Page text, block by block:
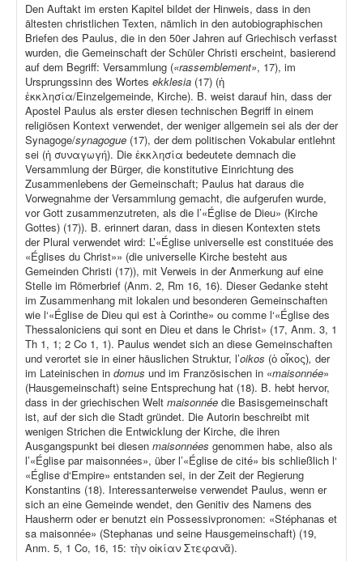
Den Auftakt im ersten Kapitel bildet der Hinweis, dass in den
ältesten christlichen Texten, nämlich in den autobiographischen
Briefen des Paulus, die in den 50er Jahren auf Griechisch verfasst
wurden, die Gemeinschaft der Schüler Christi erscheint, basierend
auf dem Begriff: Versammlung («rassemblement», 17), im
Ursprungssinn des Wortes ekklesia (17) (ἡ
ἐκκλησία/Einzelgemeinde, Kirche). B. weist darauf hin, dass der
Apostel Paulus als erster diesen technischen Begriff in einem
religiösen Kontext verwendet, der weniger allgemein sei als der der
Synagoge/synagogue (17), der dem politischen Vokabular entlehnt
sei (ἡ συναγωγή). Die ἐκκλησία bedeutete demnach die
Versammlung der Bürger, die konstitutive Einrichtung des
Zusammenlebens der Gemeinschaft; Paulus hat daraus die
Vorwegnahme der Versammlung gemacht, die aufgerufen wurde,
vor Gott zusammenzutreten, als die l’«Église de Dieu» (Kirche
Gottes) (17)). B. erinnert daran, dass in diesen Kontexten stets
der Plural verwendet wird: L’«Église universelle est constituée des
«Églises du Christ»» (die universelle Kirche besteht aus
Gemeinden Christi (17)), mit Verweis in der Anmerkung auf eine
Stelle im Römerbrief (Anm. 2, Rm 16, 16). Dieser Gedanke steht
im Zusammenhang mit lokalen und besonderen Gemeinschaften
wie l‘«Église de Dieu qui est à Corinthe» ou comme l‘«Église des
Thessaloniciens qui sont en Dieu et dans le Christ» (17, Anm. 3, 1
Th 1, 1; 2 Co 1, 1). Paulus wendet sich an diese Gemeinschaften
und verortet sie in einer häuslichen Struktur, l’oikos (ὁ οἶκος), der
im Lateinischen in domus und im Französischen in «maisonnée»
(Hausgemeinschaft) seine Entsprechung hat (18). B. hebt hervor,
dass in der griechischen Welt maisonnée die Basisgemeinschaft
ist, auf der sich die Stadt gründet. Die Autorin beschreibt mit
wenigen Strichen die Entwicklung der Kirche, die ihren
Ausgangspunkt bei diesen maisonnées genommen habe, also als
l’«Église par maisonnées», über l’«Église de cité» bis schließlich l‘
«Église d‘Empire» entstanden sei, in der Zeit der Regierung
Konstantins (18). Interessanterweise verwendet Paulus, wenn er
sich an eine Gemeinde wendet, den Genitiv des Namens des
Hausherrn oder er benutzt ein Possessivpronomen: «Stéphanas et
sa maisonnée» (Stephanas und seine Hausgemeinschaft) (19,
Anm. 5, 1 Co, 16, 15: τὴν οἰκίαν Στεφανᾶ).